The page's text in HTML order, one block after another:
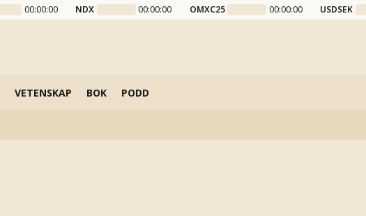
00:00:00 NDX 00:00:00 OMXC25 00:00:00 USDSEK
VETENSKAP BOK PODD